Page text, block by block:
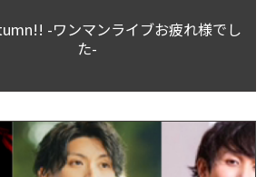
-ワンマンライブお疲れ様でし
た-